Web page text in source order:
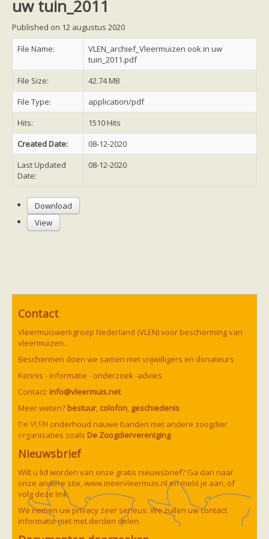
Limburg
Noord-Brabant
Noord-Holland
Overijssel
Zeeland
Zuid-Holland
Bescherming
Soortbescherming
Gebiedsbescherming
Hulp bij bouwplannen en bomenkap
Vleermuisprotocol
Knelpunten in vleermuisbescherming
Vleermuis advies en onderzoekbureaus
Doe mee
Meedoen
Landelijk zoogdierwerkgroepen
Regionale of provinciale werkgroepen
Ik ben op zoek naar een detector
Hoe vleermuizen leven
Verblijfplaatsen
Echolocatie
Soorten
Bechsteins vleermuis
Bosvleermuis
Brandt's vleermuis
Bruine of gewone grootoorvleermuis
Franjestaart
Gewone dwergvleermuis
Grote rosse vleermuis
Ingekorven vleermuis
Kleine en grote hoefijzerneus
Laatvlieger
Meervleermuis
Mopsvleermuis
Noordse vleermuis
Gewone grootoorvleermuis
Paul van Hoof
uw tuin_2011
Published on 12 augustus 2020
File Name:
VLEN_archief_Vleermuizen ook in uw
tuin_2011.pdf
File Size:
42.74 MB
File Type:
application/pdf
Hits:
1510 Hits
Created Date:
08-12-2020
Last Updated
Date:
08-12-2020
Download
View
Contact
Vleermuiswerkgroep Nederland (VLEN) voor bescherming van
vleermuizen..
Beschermen doen we samen met vrijwilligers en donateurs
Kennis - informatie - onderzoek -advies
Contact: info@vleermuis.net
Meer weten? bestuur, colofon, geschiedenis
De VLEN onderhoud nauwe banden met andere zoogdier
organisaties zoals De Zoogdiervereniging
Nieuwsbrief
Wilt u lid worden van onze gratis nieuwsbrief? Ga dan naar
onze andere site,www.meervleermuis.nlen meld je aan, of
volg deze link
We nemen uw privacy zeer serieus. We zullen uw contact
informatie niet met derden delen.